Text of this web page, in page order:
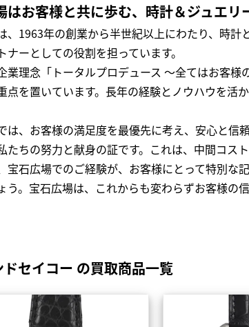
はお客様と共に歩む、時計＆ジュエリ
、1963年の創業から半世紀以上にわたり、時
ナーとしての役割を担っています。
業理念「トータルプロデュース ～全てはお客
点を置いています。長年の経験とノウハウを活
は、お客様の満足度を最優先に考え、安心と信
たちの努力と献身の証です。これは、中間コス
宝石広場でのご経験が、お客様にとって特別な
う。宝石広場は、これからも変わらずお客様の信
ドセイコー の買取商品一覧